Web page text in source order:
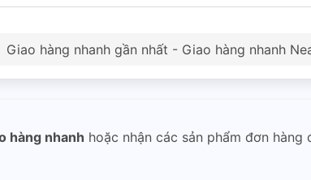
Giao hàng nhanh gần nhất - Giao hàng nhanh
hàng nhanh hoặc nhận các sản phẩm đơn